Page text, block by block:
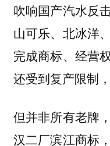
吹响国产汽水反
山可乐、北冰洋
完成商标、经营
还受到复产限制
但并非所有老牌
汉二厂滨江商标